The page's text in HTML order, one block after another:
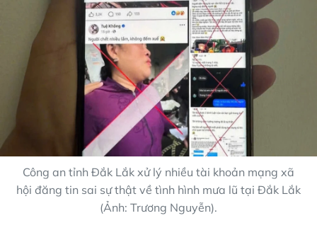
Công an tỉnh Đắk Lắk xử lý nhiều tài khoản mạng xã
hội đăng tin sai sự thật về tình hình mưa lũ tại Đắk Lắk
(Ảnh: Trương Nguyễn).